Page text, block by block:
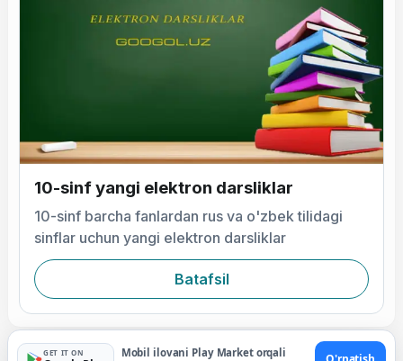
10-sinf yangi elektron darsliklar
10-sinf barcha fanlardan rus va o'zbek tilidagi
sinflar uchun yangi elektron darsliklar
Batafsil
GET IT ON
Mobil ilovani Play Market orqali